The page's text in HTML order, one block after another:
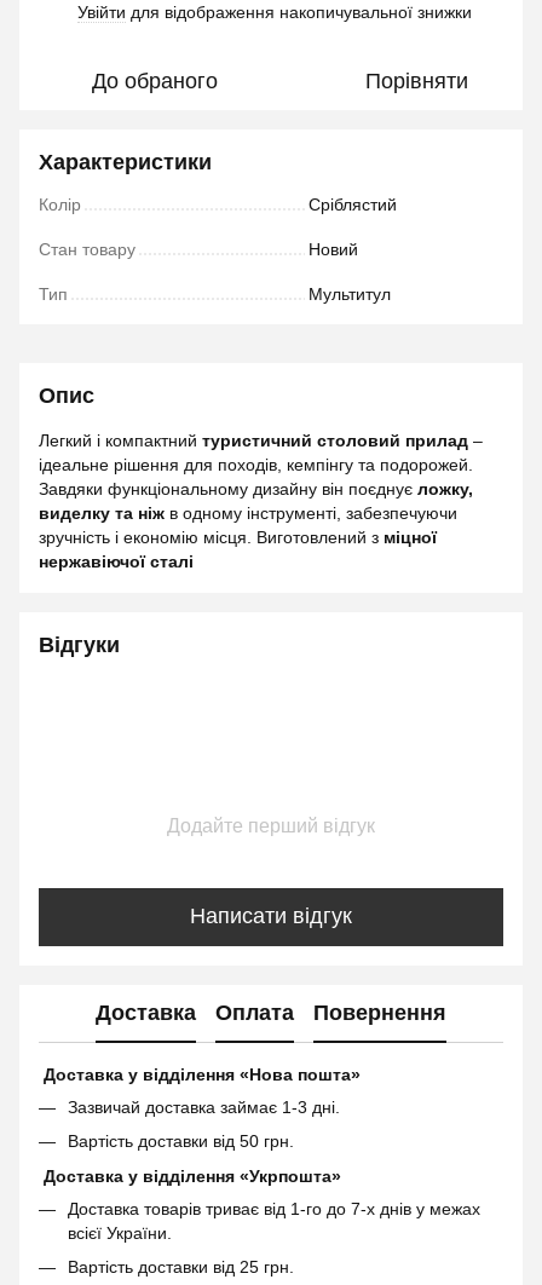
Увійти для відображення накопичувальної знижки
До обраного Порівняти
Характеристики
Колір Сріблястий
Стан товару Новий
Тип Мультитул
Опис
Легкий і компактний туристичний столовий прилад –
ідеальне рішення для походів, кемпінгу та подорожей.
Завдяки функціональному дизайну він поєднує ложку,
виделку та ніж в одному інструменті, забезпечуючи
зручність і економію місця. Виготовлений з міцної
нержавіючої сталі
Відгуки
Додайте перший відгук
Написати відгук
Доставка Оплата Повернення
Доставка у відділення «Нова пошта»
Зазвичай доставка займає 1-3 дні.
Вартість доставки від 50 грн.
Доставка у відділення «Укрпошта»
Доставка товарів триває від 1-го до 7-х днів у межах
всієї України.
Вартість доставки від 25 грн.